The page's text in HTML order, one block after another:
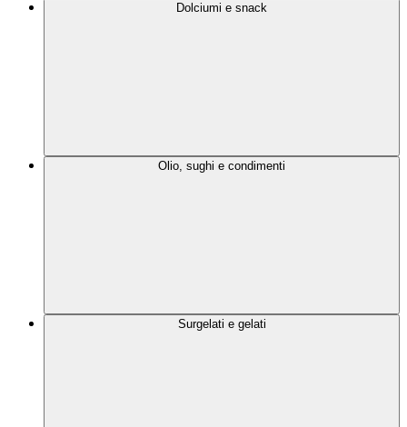
Dolciumi e snack
Olio, sughi e condimenti
Surgelati e gelati